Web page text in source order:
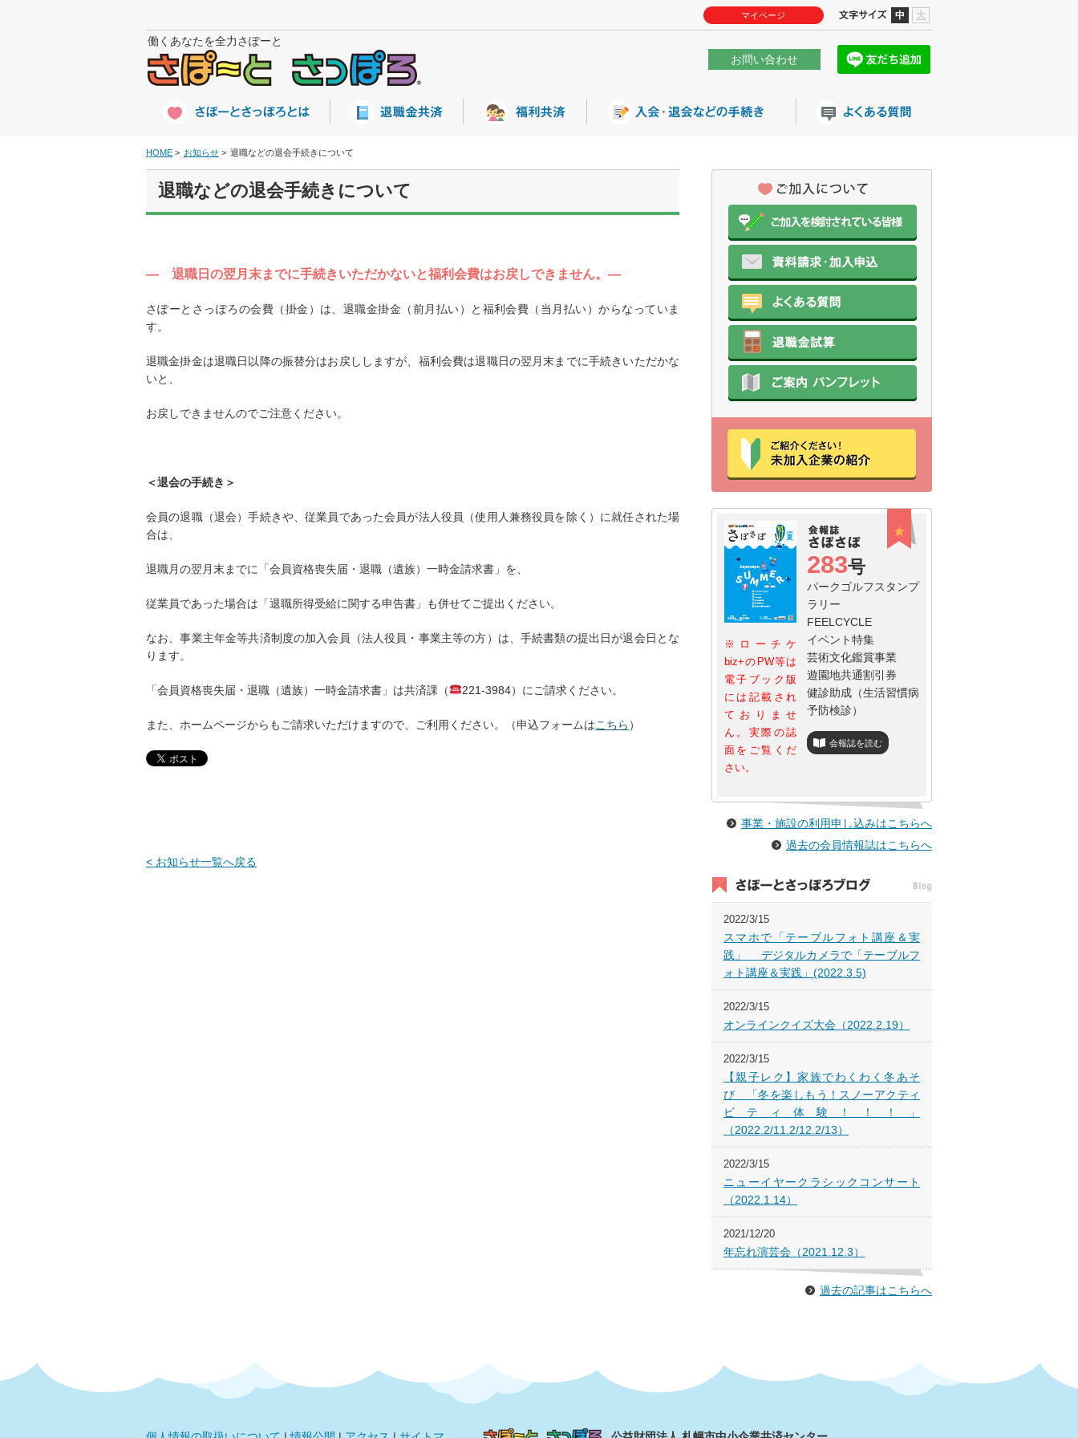
マイページ 中 大
働くあなたを全力さぽーと
お問い合わせ
HOME お知らせ 退職などの退会手続きについて
退職などの退会手続きについて
― 退職日の翌月末までに手続きいただかないと福利会費はお戻しできません。―
さぽーとさっぽろの会費（掛金）は、退職金掛金（前月払い）と福利会費（当月払い）からなっていま
す。
退職金掛金は退職日以降の振替分はお戻ししますが、福利会費は退職日の翌月末までに手続きいただかな
いと、
お戻しできませんのでご注意ください。
＜退会の手続き＞
会員の退職（退会）手続きや、従業員であった会員が法人役員（使用人兼務役員を除く）に就任された場
合は、
退職月の翌月末までに「会員資格喪失届・退職（遺族）一時金請求書」を、
従業員であった場合は「退職所得受給に関する申告書」も併せてご提出ください。
なお、事業主年金等共済制度の加入会員（法人役員・事業主等の方）は、手続書類の提出日が退会日とな
ります。
「会員資格喪失届・退職（遺族）一時金請求書」は共済課（ 221-3984）にご請求ください。
また、ホームページからもご請求いただけますので、ご利用ください。（申込フォームはこちら ）
< お知らせ一覧へ戻る
※ローチケ
biz+のPW等は
電子ブック版
には記載され
ておりませ
ん。実際の誌
面をご覧くだ
さい。
283号
パークゴルフスタンプ
ラリー
FEELCYCLE
イベント特集
芸術文化鑑賞事業
遊園地共通割引券
健診助成（生活習慣病
予防検診）
会報誌を読む
事業・施設の利用申し込みはこちらへ
過去の会員情報誌はこちらへ
2022/3/15
スマホで「テーブルフォト講座＆実
践」 デジタルカメラで「テーブルフ
ォト講座＆実践」(2022.3.5)
2022/3/15
オンラインクイズ大会（2022.2.19）
2022/3/15
【親子レク】家族でわくわく冬あそ
び 「冬を楽しもう！スノーアクティ
ビティ体験！！！」
（2022.2/11.2/12.2/13）
2022/3/15
ニューイヤークラシックコンサート
（2022.1.14）
2021/12/20
年忘れ演芸会（2021.12.3）
過去の記事はこちらへ